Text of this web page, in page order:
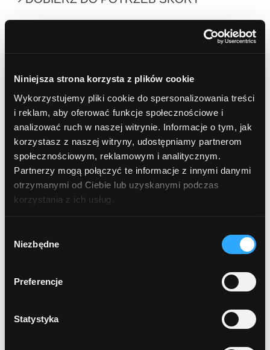
Niniejsza strona korzysta z plików cookie
Wykorzystujemy pliki cookie do spersonalizowania treści
i reklam, aby oferować funkcje społecznościowe i
analizować ruch w naszej witrynie. Informacje o tym, jak
korzystasz z naszej witryny, udostępniamy partnerom
społecznościowym, reklamowym i analitycznym.
Partnerzy mogą połączyć te informacje z innymi danymi
otrzymanymi od Ciebie lub uzyskanymi podczas
korzystania z ich usług.
zgody
Niezbędne
Preferencje
Statystyka
sucha skóra ciała
wrastające włoski i podrażnienia po
depilacji
nadmierna potliwość